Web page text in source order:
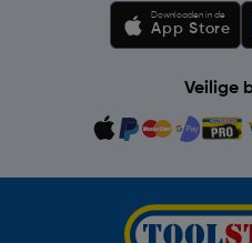
Downloaden in de
App Store
Veilige